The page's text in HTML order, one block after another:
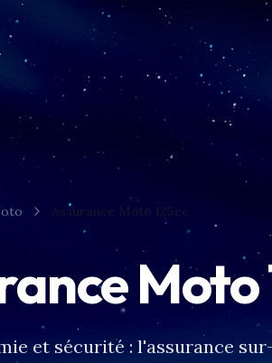
Assurance Moto 125cc
Moto
et sécurité : l'assurance